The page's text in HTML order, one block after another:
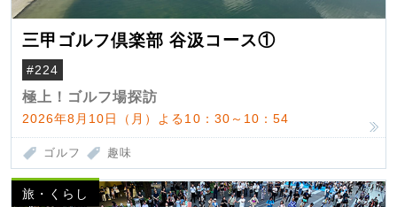
三甲ゴルフ倶楽部 谷汲コース①
#224
極上！ゴルフ場探訪
2026年8月10日（月）よる10：30～10：54
ゴルフ 趣味
旅・くらし